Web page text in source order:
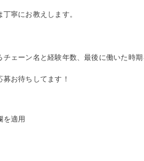
寧にお教えします。
チェーン名と経験年数、最後に働いた時
お待ちしてます！
を適用